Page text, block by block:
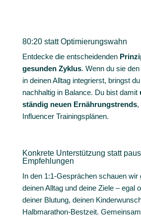
80:20 statt Optimierungswahn
Entdecke die entscheidenden
gesunden Zyklus. Wenn du sie
in deinen Alltag integrierst, bringst
nachhaltig in Balance. Du bist damit
ständig neuen Ernährungstrends,
Influencer Trainingsplänen.
Konkrete Unterstützung statt
Empfehlungen
In den 1:1-Gesprächen schauen wir
deinen Alltag und deine Ziele – egal
deiner Blutung, deinen
Halbmarathon-Bestzeit.